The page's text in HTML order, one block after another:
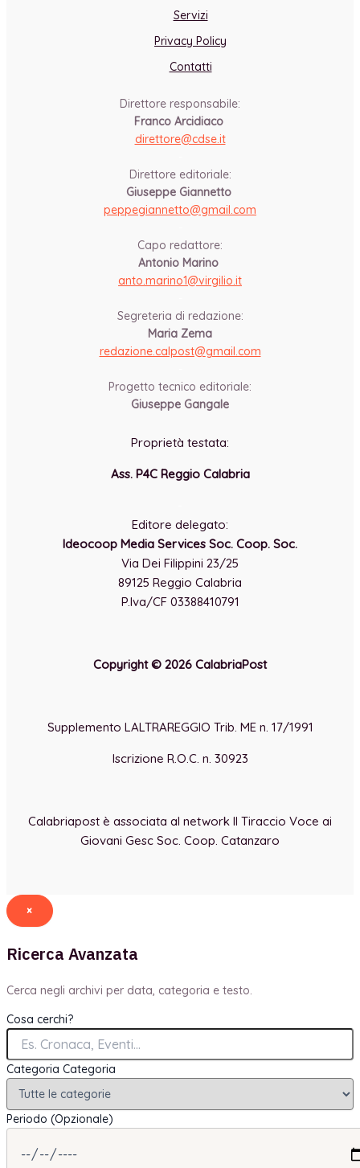
Servizi
Privacy Policy
Contatti
Direttore responsabile:
Franco Arcidiaco
direttore@cdse.it
Direttore editoriale:
Giuseppe Giannetto
peppegiannetto@gmail.com
Capo redattore:
Antonio Marino
anto.marino1@virgilio.it
Segreteria di redazione:
Maria Zema
redazione.calpost@gmail.com
Progetto tecnico editoriale:
Giuseppe Gangale
Proprietà testata:
Ass. P4C Reggio Calabria
Editore delegato:
Ideocoop Media Services Soc. Coop. Soc.
Via Dei Filippini 23/25
89125 Reggio Calabria
P.Iva/CF 03388410791
Copyright © 2026 CalabriaPost
Supplemento LALTRAREGGIO Trib. ME n. 17/1991
Iscrizione R.O.C. n. 30923
Calabriapost è associata al network Il Tiraccio Voce ai
Giovani Gesc Soc. Coop. Catanzaro
×
Ricerca Avanzata
Cerca negli archivi per data, categoria e testo.
Cosa cerchi?
Categoria Categoria
Periodo (Opzionale)